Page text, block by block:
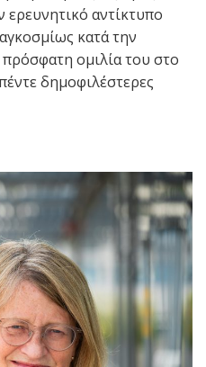
ερευνητικό αντίκτυπο
κατά την
πρόσφατη ομιλία του στο
δημοφιλέστερες